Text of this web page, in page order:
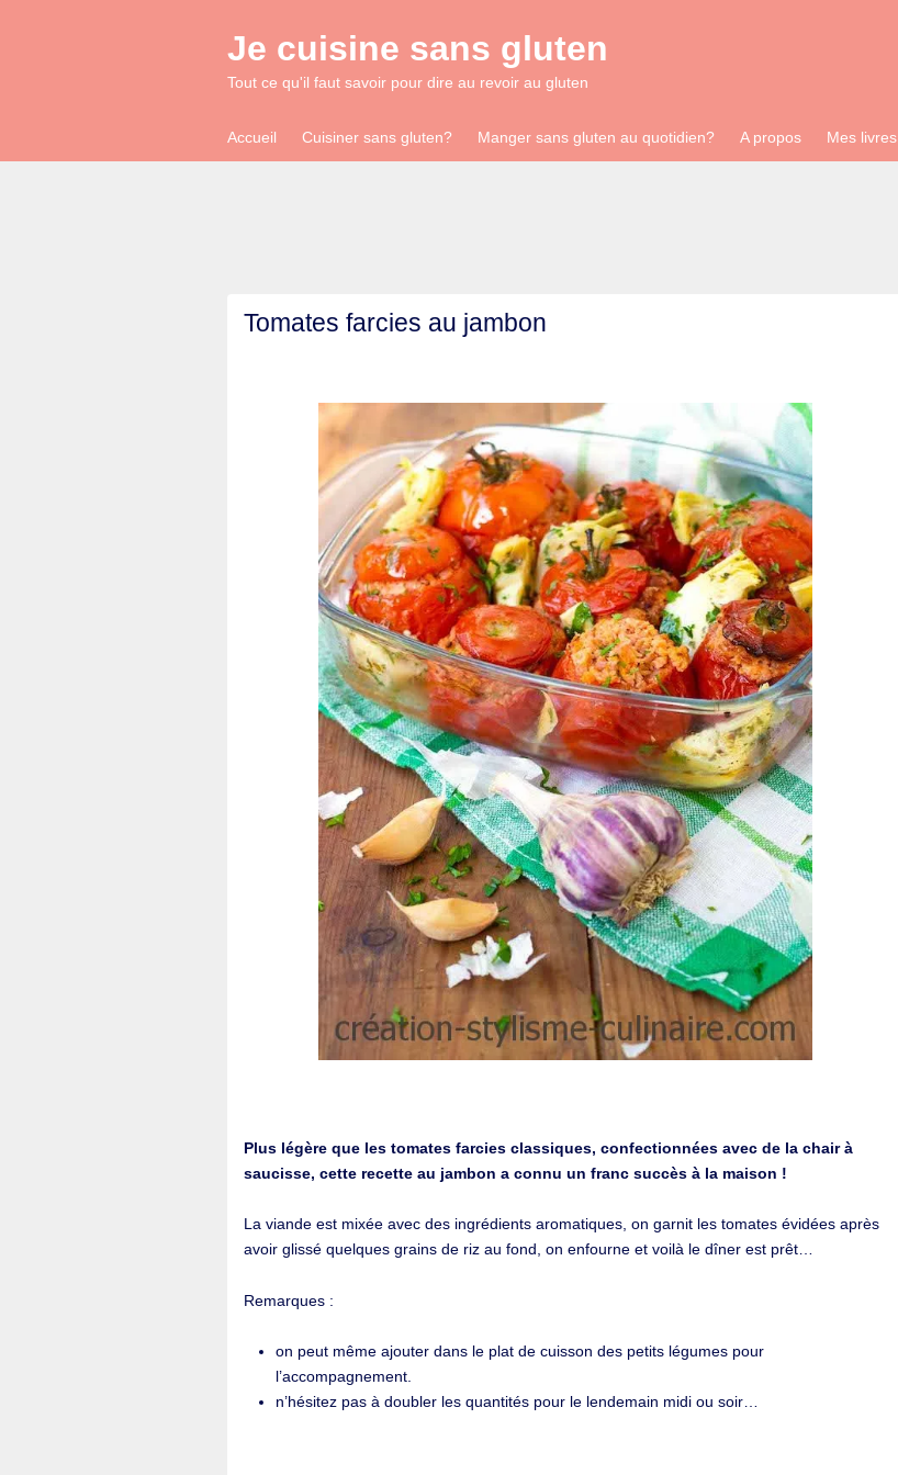
Je cuisine sans gluten
Tout ce qu'il faut savoir pour dire au revoir au gluten
Accueil Cuisiner sans gluten? Manger sans gluten au quotidien? A propos Mes livres
Tomates farcies au jambon
Plus légère que les tomates farcies classiques, confectionnées avec de la chair à
saucisse, cette recette au jambon a connu un franc succès à la maison !
La viande est mixée avec des ingrédients aromatiques, on garnit les tomates évidées après
avoir glissé quelques grains de riz au fond, on enfourne et voilà le dîner est prêt…
Remarques :
on peut même ajouter dans le plat de cuisson des petits légumes pour
l’accompagnement.
n’hésitez pas à doubler les quantités pour le lendemain midi ou soir…